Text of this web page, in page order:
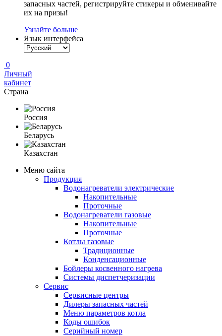
запасных частей, регистрируйте стикеры и обменивайте
их на призы!
Узнайте больше
Язык интерфейса
0
Личный
кабинет
Страна
Россия
Беларусь
Казахстан
Меню сайта
Продукция
Водонагреватели электрические
Накопительные
Проточные
Водонагреватели газовые
Накопительные
Проточные
Котлы газовые
Традиционные
Конденсационные
Бойлеры косвенного нагрева
Системы диспетчеризации
Сервис
Сервисные центры
Дилеры запасных частей
Меню параметров котла
Коды ошибок
Серийный номер